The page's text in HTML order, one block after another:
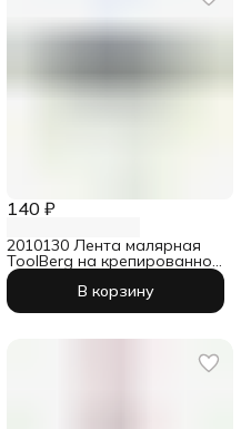
140 ₽
2010130 Лента малярная
ToolBerg на крепированной
бумаге 25 мм х 50 м
В корзину